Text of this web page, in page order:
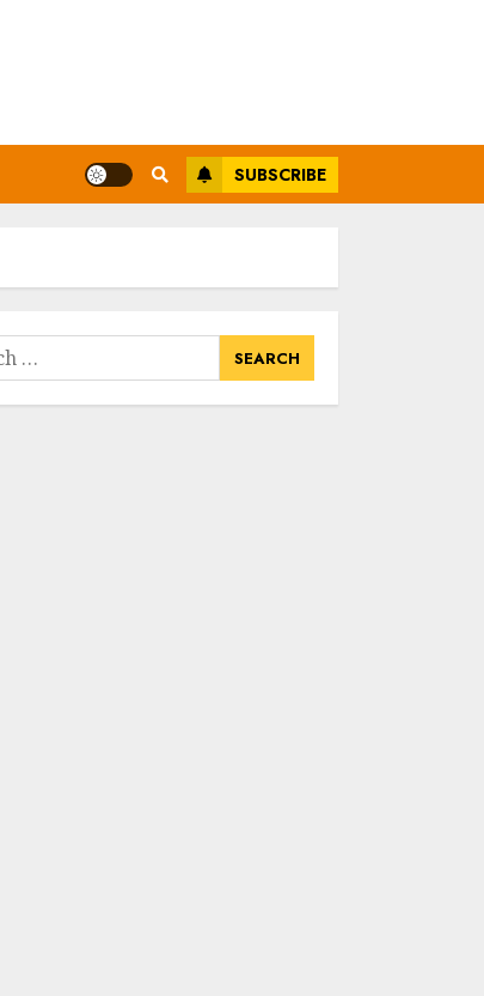
SUBSCRIBE